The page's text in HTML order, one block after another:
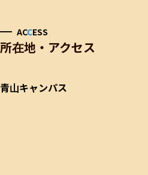
ACCESS
所在地・アクセス
青山キャンパス